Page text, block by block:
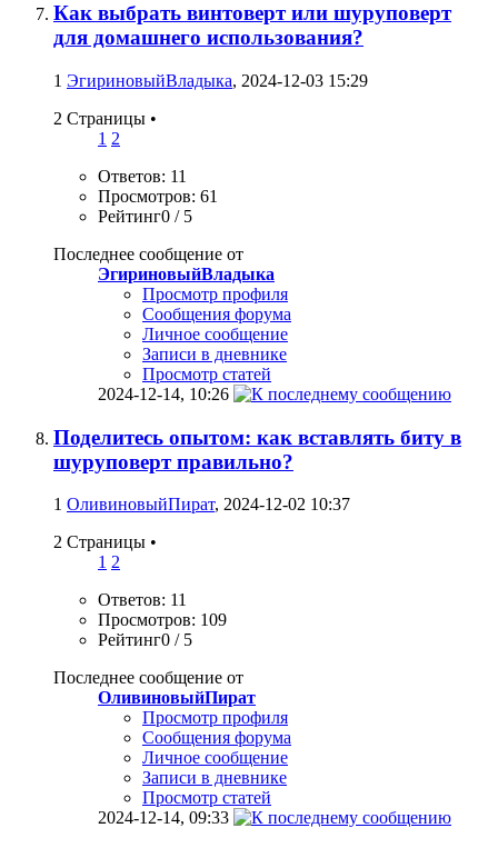
Как выбрать винтоверт или шуруповерт
для домашнего использования?
1 ЭгириновыйВладыка, 2024-12-03 15:29
2 Страницы •
1 2
Ответов: 11
Просмотров: 61
Рейтинг0 / 5
Последнее сообщение от
ЭгириновыйВладыка
Просмотр профиля
Сообщения форума
Личное сообщение
Записи в дневнике
Просмотр статей
2024-12-14, 10:26
Поделитесь опытом: как вставлять биту в
шуруповерт правильно?
1 ОливиновыйПират, 2024-12-02 10:37
2 Страницы •
1 2
Ответов: 11
Просмотров: 109
Рейтинг0 / 5
Последнее сообщение от
ОливиновыйПират
Просмотр профиля
Сообщения форума
Личное сообщение
Записи в дневнике
Просмотр статей
2024-12-14, 09:33